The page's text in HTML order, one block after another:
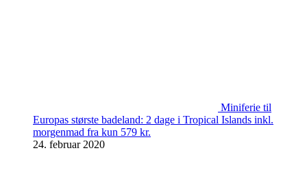
Miniferie til
Europas største badeland: 2 dage i Tropical Islands inkl.
morgenmad fra kun 579 kr.
24. februar 2020